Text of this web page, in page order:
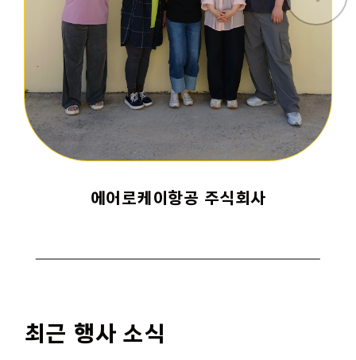
4 5
7월 활동보고서 제출
6
11 12 13
19
7월 활동비 지급
에어로케이항공 주식회사
최근 행사 소식